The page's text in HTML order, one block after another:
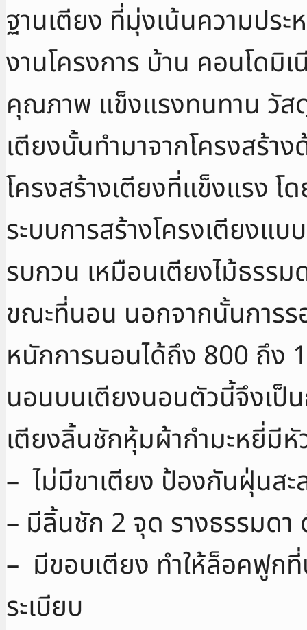
ฐานเตียง ที่มุ่งเน้นความปร
งานโครงการ บ้าน คอนโดมิ
คุณภาพ แข็งแรงทนทาน วัส
เตียงนั้นทำมาจากโครงสร้า
โครงสร้างเตียงที่แข็งแรง โ
ระบบการสร้างโครงเตียงแบ
รบกวน เหมือนเตียงไม้ธรรม
ขณะที่นอน นอกจากนั้นการร
หนักการนอนได้ถึง 800 ถึง
นอนบนเตียงนอนตัวนี้จึงเป็
เตียงลิ้นชักหุ้มผ้ากำมะหยี่มี
– ไม่มีขาเตียง ป้องกันฝุ่นสะ
– มีลิ้นชัก 2 จุด รางธรรมดา
– มีขอบเตียง ทำให้ล็อคฟูกที่
ระเบียบ